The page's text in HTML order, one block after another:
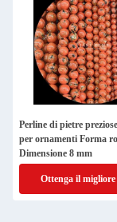
Perline di pietre
per ornamenti Forma
Dimensione 8 mm
Ottenga il migliore